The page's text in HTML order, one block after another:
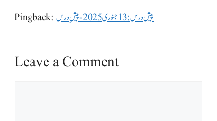
Pingback: پیش درس: 13 جنوری 2025 - پیشِ درس
Leave a Comment